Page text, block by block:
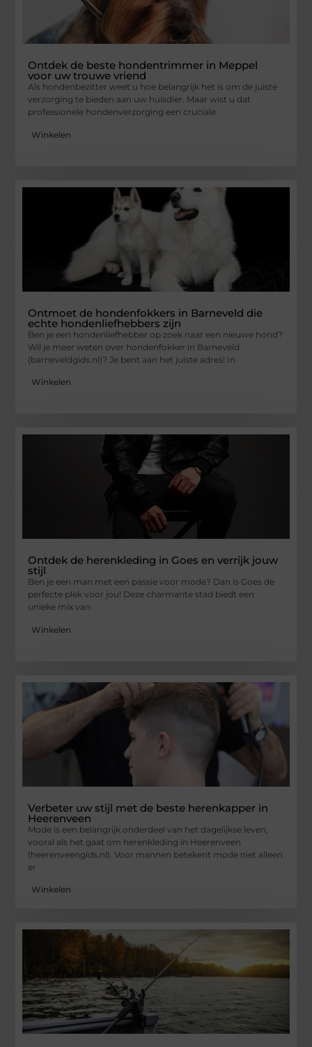
Ontdek de beste hondentrimmer in Meppel
voor uw trouwe vriend
Als hondenbezitter weet u hoe belangrijk het is om de juiste
verzorging te bieden aan uw huisdier. Maar wist u dat
professionele hondenverzorging een cruciale
Winkelen
Ontmoet de hondenfokkers in Barneveld die
echte hondenliefhebbers zijn
Ben je een hondenliefhebber op zoek naar een nieuwe hond?
Wil je meer weten over hondenfokker in Barneveld
(barneveldgids.nl)? Je bent aan het juiste adres! In
Winkelen
Ontdek de herenkleding in Goes en verrijk jouw
stijl
Ben je een man met een passie voor mode? Dan is Goes de
perfecte plek voor jou! Deze charmante stad biedt een
unieke mix van
Winkelen
Verbeter uw stijl met de beste herenkapper in
Heerenveen
Mode is een belangrijk onderdeel van het dagelijkse leven,
vooral als het gaat om herenkleding in Heerenveen
(heerenveengids.nl). Voor mannen betekent mode niet alleen
er
Winkelen